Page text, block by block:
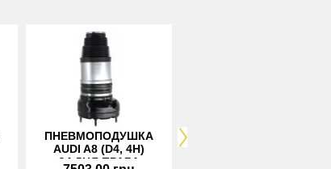
ПНЕВМОПОДУШКА
AUDI A8 (D4, 4H)
ЗАДНЯ ПРАВА